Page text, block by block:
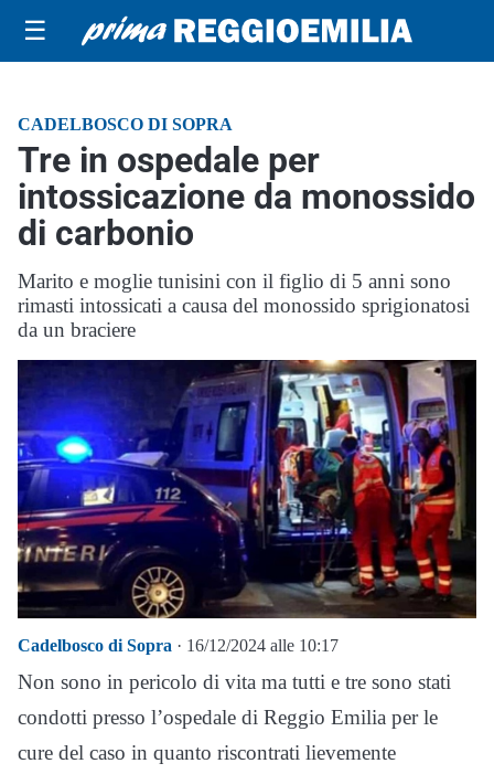
☰
CADELBOSCO DI SOPRA
Tre in ospedale per
intossicazione da monossido
di carbonio
Marito e moglie tunisini con il figlio di 5 anni sono
rimasti intossicati a causa del monossido sprigionatosi
da un braciere
Cadelbosco di Sopra · 16/12/2024 alle 10:17
Non sono in pericolo di vita ma tutti e tre sono stati
condotti presso l’ospedale di Reggio Emilia per le
cure del caso in quanto riscontrati lievemente